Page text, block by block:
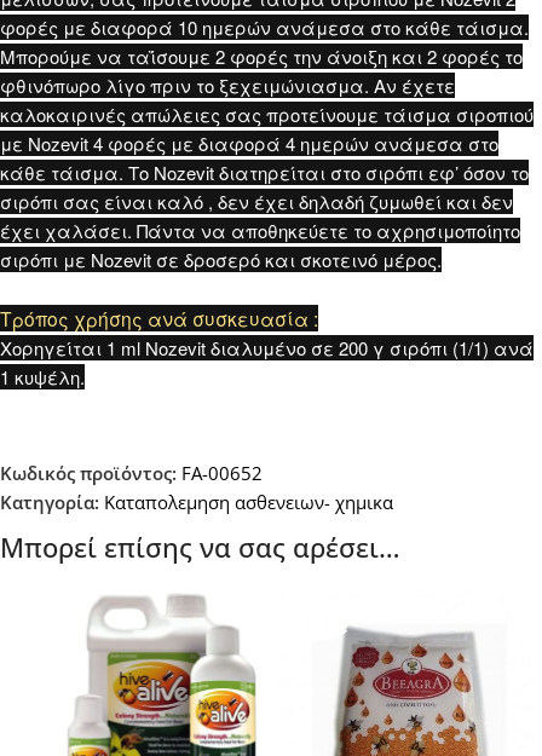
φορές με διαφορά 10 ημερών ανάμεσα στο κάθε τάισμα.
Μπορούμε να ταΐσουμε 2 φορές την άνοιξη και 2 φορές το
φθινόπωρο λίγο πριν το ξεχειμώνιασμα. Αν έχετε
καλοκαιρινές απώλειες σας προτείνουμε τάισμα σιροπιού
με Nozevit 4 φορές με διαφορά 4 ημερών ανάμεσα στο
κάθε τάισμα. Το Nozevit διατηρείται στο σιρόπι εφ’ όσον το
σιρόπι σας είναι καλό , δεν έχει δηλαδή ζυμωθεί και δεν
έχει χαλάσει. Πάντα να αποθηκεύετε το αχρησιμοποίητο
σιρόπι με Nozevit σε δροσερό και σκοτεινό μέρος.
Τρόπος χρήσης ανά συσκευασία :
Χορηγείται 1 ml Nozevit διαλυμένο σε 200 γ σιρόπι (1/1) ανά
1 κυψέλη.
Κωδικός προϊόντος: FA-00652
Κατηγορία: Καταπολεμηση ασθενειων- χημικα
Μπορεί επίσης να σας αρέσει…